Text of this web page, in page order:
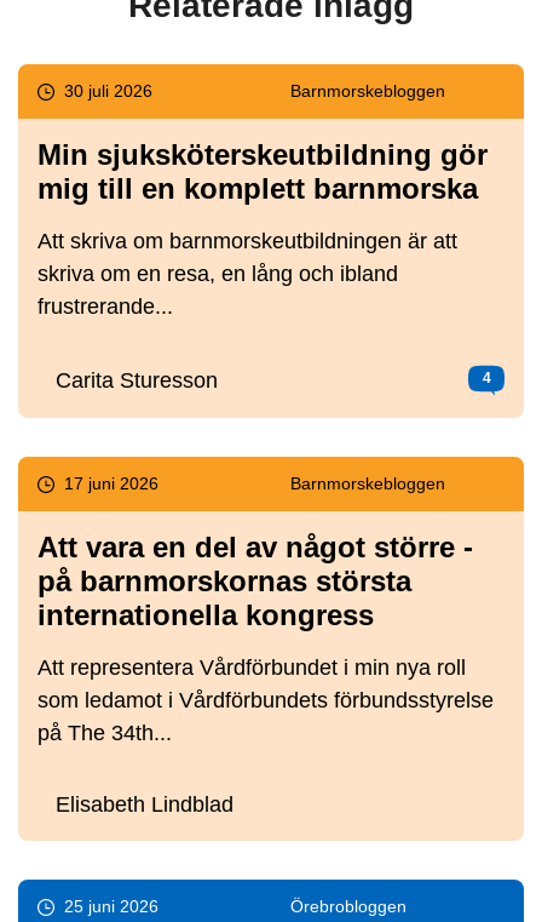
30 juli 2026 Barnmorske­bloggen
Min sjuksköterskeutbildning gör
mig till en komplett barnmorska
Att skriva om barnmorskeutbildningen är att
skriva om en resa, en lång och ibland
frustrerande...
Carita Sturesson 4
17 juni 2026 Barnmorske­bloggen
Att vara en del av något större -
på barnmorskornas största
internationella kongress
Att representera Vårdförbundet i min nya roll
som ledamot i Vårdförbundets förbundsstyrelse
på The 34th...
Elisabeth Lindblad
25 juni 2026 Örebro­bloggen